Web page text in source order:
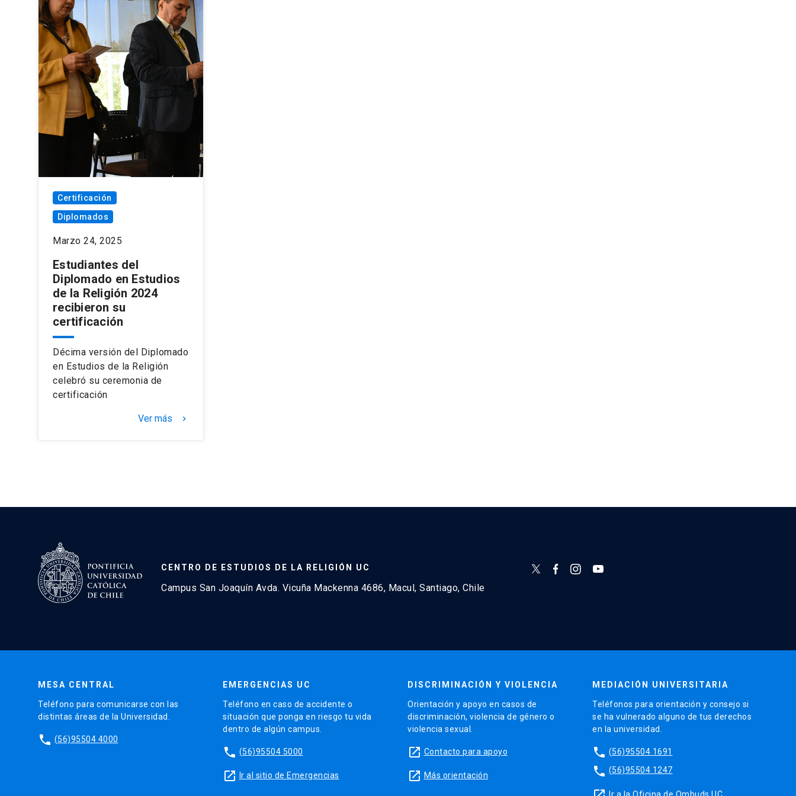
Certificación
Diplomados
Marzo 24, 2025
Estudiantes del
Diplomado en Estudios
de la Religión 2024
recibieron su
certificación
Décima versión del Diplomado
en Estudios de la Religión
celebró su ceremonia de
certificación
Ver más keyboard_arrow_right
CENTRO DE ESTUDIOS DE LA RELIGIÓN UC
Campus San Joaquín Avda. Vicuña Mackenna 4686, Macul, Santiago, Chile
MESA CENTRAL
Teléfono para comunicarse con las
distintas áreas de la Universidad.
phone (56)95504 4000
EMERGENCIAS UC
Teléfono en caso de accidente o
situación que ponga en riesgo tu vida
dentro de algún campus.
phone (56)95504 5000
launch Ir al sitio de Emergencias
DISCRIMINACIÓN Y VIOLENCIA
Orientación y apoyo en casos de
discriminación, violencia de género o
violencia sexual.
launch Contacto para apoyo
launch Más orientación
MEDIACIÓN UNIVERSITARIA
Teléfonos para orientación y consejo si
se ha vulnerado alguno de tus derechos
en la universidad.
phone (56)95504 1691
phone (56)95504 1247
Ir a la Oficina de Ombuds UC